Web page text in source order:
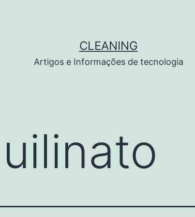
CLEANING
Artigos e Informações de tecnologia